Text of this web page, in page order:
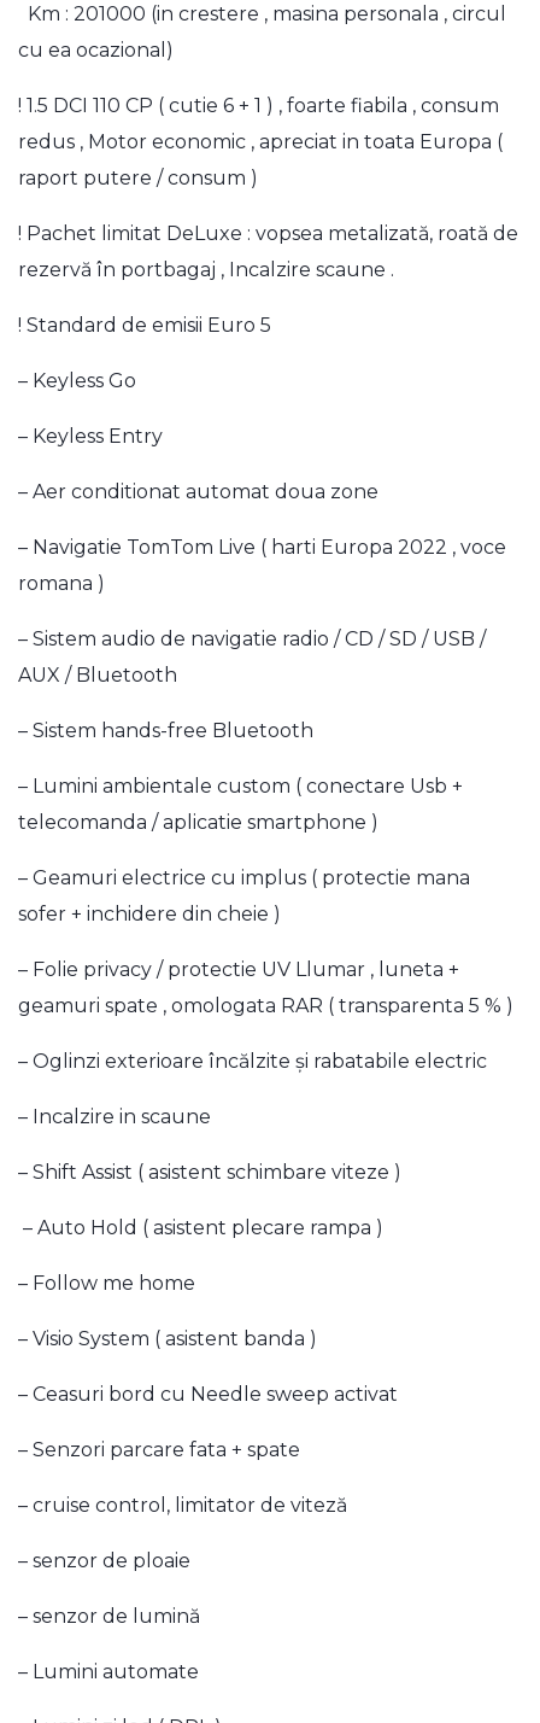
Km : 201000 (in crestere , masina personala , circul
cu ea ocazional)
! 1.5 DCI 110 CP ( cutie 6 + 1 ) , foarte fiabila , consum
redus , Motor economic , apreciat in toata Europa (
raport putere / consum )
! Pachet limitat DeLuxe : vopsea metalizată, roată de
rezervă în portbagaj , Incalzire scaune .
! Standard de emisii Euro 5
– Keyless Go
– Keyless Entry
– Aer conditionat automat doua zone
– Navigatie TomTom Live ( harti Europa 2022 , voce
romana )
– Sistem audio de navigatie radio / CD / SD / USB /
AUX / Bluetooth
– Sistem hands-free Bluetooth
– Lumini ambientale custom ( conectare Usb +
telecomanda / aplicatie smartphone )
– Geamuri electrice cu implus ( protectie mana
sofer + inchidere din cheie )
– Folie privacy / protectie UV Llumar , luneta +
geamuri spate , omologata RAR ( transparenta 5 % )
– Oglinzi exterioare încălzite și rabatabile electric
– Incalzire in scaune
– Shift Assist ( asistent schimbare viteze )
– Auto Hold ( asistent plecare rampa )
– Follow me home
– Visio System ( asistent banda )
– Ceasuri bord cu Needle sweep activat
– Senzori parcare fata + spate
– cruise control, limitator de viteză
– senzor de ploaie
– senzor de lumină
– Lumini automate